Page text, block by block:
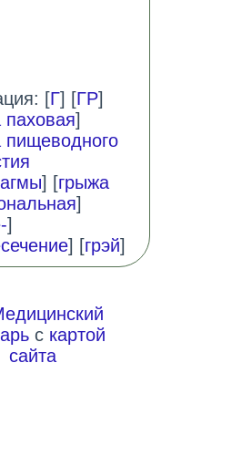
[Г] [ГР]
паховая]
пищеводного
] [грыжа
]
]
] [грэй]
с картой
сайта